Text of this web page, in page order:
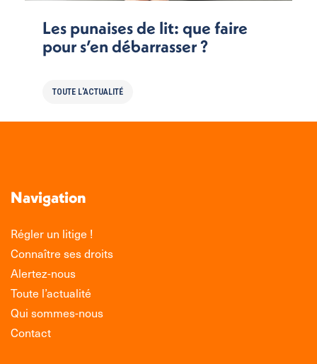
Les punaises de lit: que faire
pour s’en débarrasser ?
TOUTE L'ACTUALITÉ
Navigation
Régler un litige !
Connaître ses droits
Alertez-nous
Toute l’actualité
Qui sommes-nous
Contact